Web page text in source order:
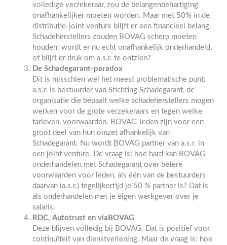
volledige verzekeraar, zou de belangenbehartiging
onafhankelijker moeten worden. Maar met 50% in de
distributie-joint venture blijft er een financieel belang.
Schadeherstellers zouden BOVAG scherp moeten
houden: wordt er nu echt onafhankelijk onderhandeld,
of blijft er druk om a.s.r. te ontzien?
De Schadegarant-paradox
Dit is misschien wel het meest problematische punt:
a.s.r. is bestuurder van Stichting Schadegarant, de
organisatie die bepaalt welke schadeherstellers mogen
werken voor de grote verzekeraars en tegen welke
tarieven, voorwaarden. BOVAG-leden zijn voor een
groot deel van hun omzet afhankelijk van
Schadegarant. Nu wordt BOVAG partner van a.s.r. in
een joint venture. De vraag is: hoe hard kan BOVAG
onderhandelen met Schadegarant over betere
voorwaarden voor leden, als één van de bestuurders
daarvan (a.s.r.) tegelijkertijd je 50 % partner is? Dat is
als onderhandelen met je eigen werkgever over je
salaris.
RDC, Autotrust en viaBOVAG
Deze blijven volledig bij BOVAG. Dat is positief voor
continuïteit van dienstverlening. Maar de vraag is: hoe